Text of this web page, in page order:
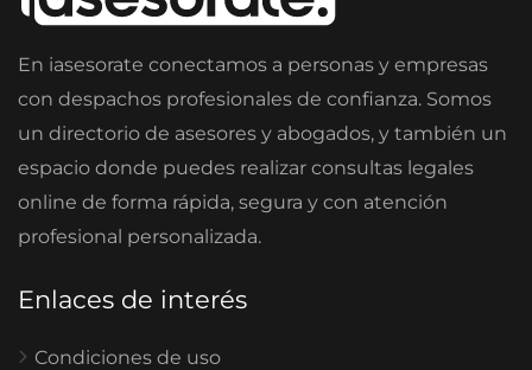
En iasesorate conectamos a personas y empresas
con despachos profesionales de confianza. Somos
un directorio de asesores y abogados, y también un
espacio donde puedes realizar consultas legales
online de forma rápida, segura y con atención
profesional personalizada.
Enlaces de interés
Condiciones de uso